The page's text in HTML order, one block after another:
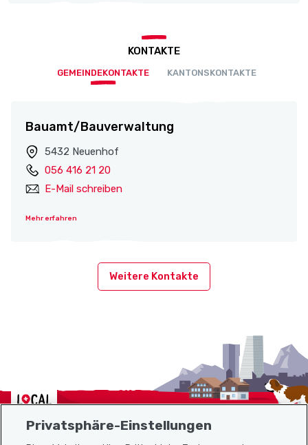
KONTAKTE
GEMEINDEKONTAKTE KANTONSKONTAKTE
Bauamt/Bauverwaltung
5432 Neuenhof
056 416 21 20
E-Mail schreiben
Mehr erfahren
Weitere Kontakte
Localcities
Privatsphäre-Einstellungen